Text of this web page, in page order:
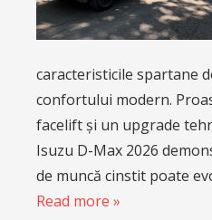
caracteristicile spartane
confortului modern.
facelift și un upgrade
Isuzu D-Max 2026
de muncă cinstit poate
Read more »